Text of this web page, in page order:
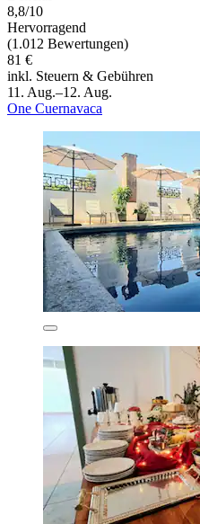
8,8/10
Hervorragend
(1.012 Bewertungen)
81 €
inkl. Steuern & Gebühren
11. Aug.–12. Aug.
One Cuernavaca